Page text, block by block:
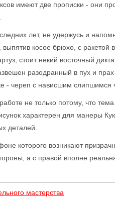
имеют две прописки - они
лет, не удержусь и
косое брюхо, с ракетой
стоит некий восточный
разодранный в пух и
- череп с нависшим слипшимся
не только потому, что
характерен для манеры
деталей.
которого возникают
а с правой вполне
мастерства